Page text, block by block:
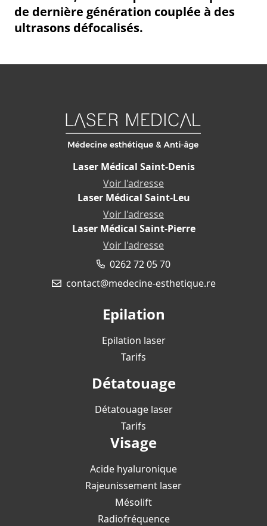
de dernière génération couplée à des
ultrasons défocalisés.
Laser Médical Saint-Denis
Voir l'adresse
12 bis Chemin Finette
97490 Sainte-Clotilde
Laser Médical Saint-Leu
Voir l'adresse
27 rue du Pressoir
97424 Piton Saint-Leu
Laser Médical Saint-Pierre
Voir l'adresse
19 Chemin Château d'Eau
0262 72 05 70
contact@medecine-esthetique.re
Epilation
Epilation laser
Tarifs
Détatouage
Détatouage laser
Tarifs
Visage
Acide hyaluronique
Rajeunissement laser
Mésolift
Radiofréquence